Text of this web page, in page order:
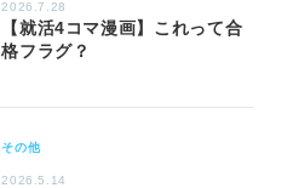
2026.7.28
【就活4コマ漫画】これって合
格フラグ？
その他
2026.5.14